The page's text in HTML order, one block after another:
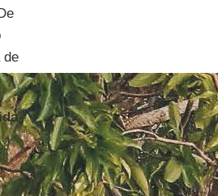
de
-